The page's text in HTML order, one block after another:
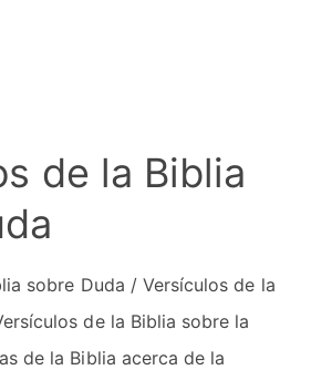
de la Biblia
sobre Duda / Versículos de la
de la Biblia sobre la
de la Biblia acerca de la